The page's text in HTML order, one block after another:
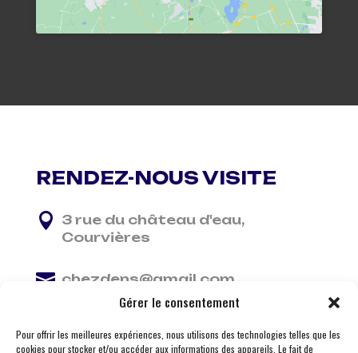
Gérer le consentement
Pour offrir les meilleures expériences, nous utilisons des technologies telles que les
cookies pour stocker et/ou accéder aux informations des appareils. Le fait de
RENDEZ-NOUS VISITE
 3 rue du château d'eau,
Courvières
 chezdens@gmail.com